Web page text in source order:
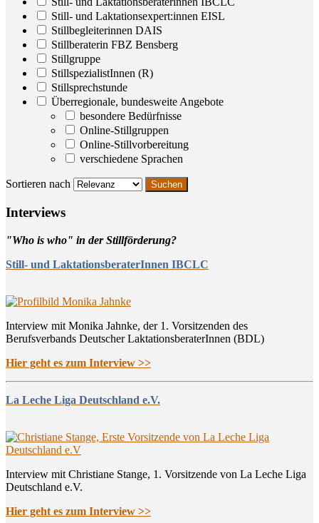
Still- und Laktationsexpert:innen EISL
Stillbegleiterinnen DAIS
Stillberaterin FBZ Bensberg
Stillgruppe
StillspezialistInnen (R)
Stillsprechstunde
Überregionale, bundesweite Angebote
besondere Bedürfnisse
Online-Stillgruppen
Online-Stillvorbereitung
verschiedene Sprachen
Sortieren nach
Inter­views
"Who is who" in der Stillförderung?
Still- und LaktationsberaterInnen IBCLC
Interview mit Monika Jahnke, der 1. Vorsitzenden des
Berufsverbands Deutscher LaktationsberaterInnen (BDL)
Hier geht es zum Interview >>
La Leche Liga Deutschland e.V.
Interview mit Christiane Stange, 1. Vorsitzende von La Leche Liga
Deutschland e.V.
Hier geht es zum Interview >>